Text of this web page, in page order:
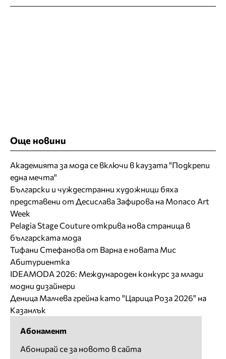
Още новини
Академията за мода се включи в каузата "Подкрепи
една мечта"
Български и чуждестранни художници бяха
представени от Десислава Зафирова на Monaco Art
Week
Pelagia Stage Couture открива нова страница в
българската мода
Тифани Стефанова от Варна е новата Мис
Абитуриентка
IDEAMODA 2026: Международен конкурс за млади
модни дизайнери
Деница Малчева грейна като "Царица Роза 2026" на
Казанлък
Абонамент
Абонирай се за новото в сайта